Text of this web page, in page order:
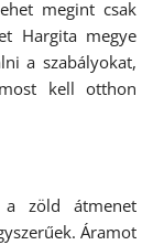
megint csak
Hargita megye
a szabályokat,
kell otthon
a zöld átmenet
Áramot